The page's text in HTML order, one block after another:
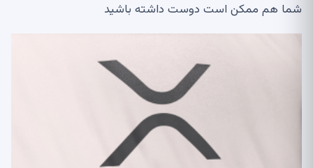
شما هم ممکن است دوست داشته باشید